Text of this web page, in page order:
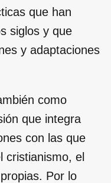
que han
siglos y que
y adaptaciones
como
que integra
con las que
cristianismo, el
Por lo